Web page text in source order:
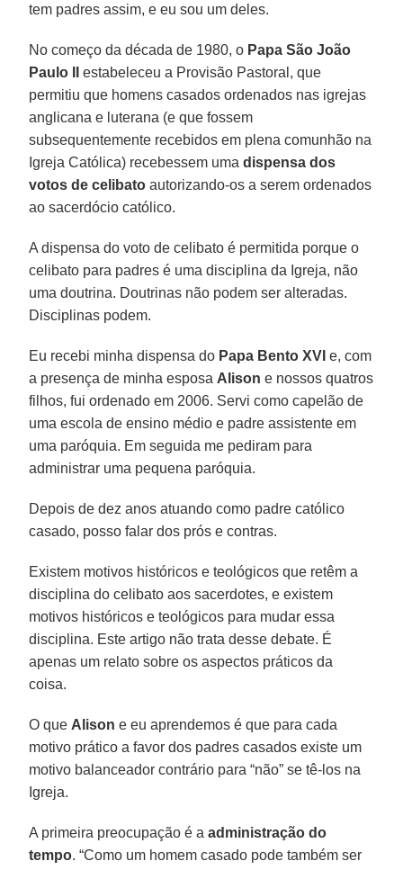
tem padres assim, e eu sou um deles.
No começo da década de 1980, o Papa São João
Paulo II
estabeleceu a Provisão Pastoral, que
permitiu que homens casados ordenados nas igrejas
anglicana e luterana (e que fossem
subsequentemente recebidos em plena comunhão na
Igreja Católica) recebessem uma dispensa dos
votos de celibato autorizando-os a serem ordenados
ao sacerdócio católico.
A dispensa do voto de celibato é permitida porque o
celibato para padres é uma disciplina da Igreja, não
uma doutrina. Doutrinas não podem ser alteradas.
Disciplinas podem.
Eu recebi minha dispensa do Papa Bento XVI e, com
a presença de minha esposa Alison e nossos quatros
filhos, fui ordenado em 2006. Servi como capelão de
uma escola de ensino médio e padre assistente em
uma paróquia. Em seguida me pediram para
administrar uma pequena paróquia.
Depois de dez anos atuando como padre católico
casado, posso falar dos prós e contras.
Existem motivos históricos e teológicos que retêm a
disciplina do celibato aos sacerdotes, e existem
motivos históricos e teológicos para mudar essa
disciplina. Este artigo não trata desse debate. É
apenas um relato sobre os aspectos práticos da
coisa.
O que Alison e eu aprendemos é que para cada
motivo prático a favor dos padres casados existe um
motivo balanceador contrário para “não” se tê-los na
Igreja.
A primeira preocupação é aadministração do
tempo. “Como um homem casado pode também ser